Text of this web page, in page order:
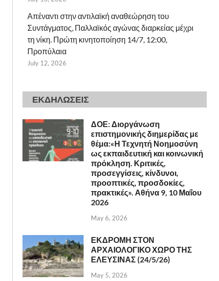
Απέναντι στην αντιλαϊκή αναθεώρηση του
Συντάγματος, Παλλαϊκός αγώνας διαρκείας μέχρι
τη νίκη. Πρώτη κινητοποίηση 14/7, 12:00,
Προπύλαια
July 12, 2026
ΕΚΔΗΛΩΣΕΙΣ
ΔΟΕ: Διοργάνωση
επιστημονικής διημερίδας με
θέμα:«Η Τεχνητή Νοημοσύνη
ως εκπαιδευτική και κοινωνική
πρόκληση. Κριτικές,
προσεγγίσεις, κίνδυνοι,
προοπτικές, προσδοκίες,
πρακτικές». Αθήνα 9, 10 Μαΐου
2026
May 6, 2026
ΕΚΔΡΟΜΗ ΣΤΟΝ
ΑΡΧΑΙΟΛΟΓΙΚΟ ΧΩΡΟ ΤΗΣ
ΕΛΕΥΣΙΝΑΣ (24/5/26)
May 5, 2026